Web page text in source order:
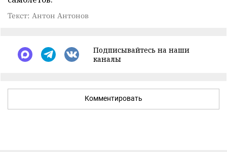
Текст: Антон Антонов
Подписывайтесь на наши
каналы
Комментировать